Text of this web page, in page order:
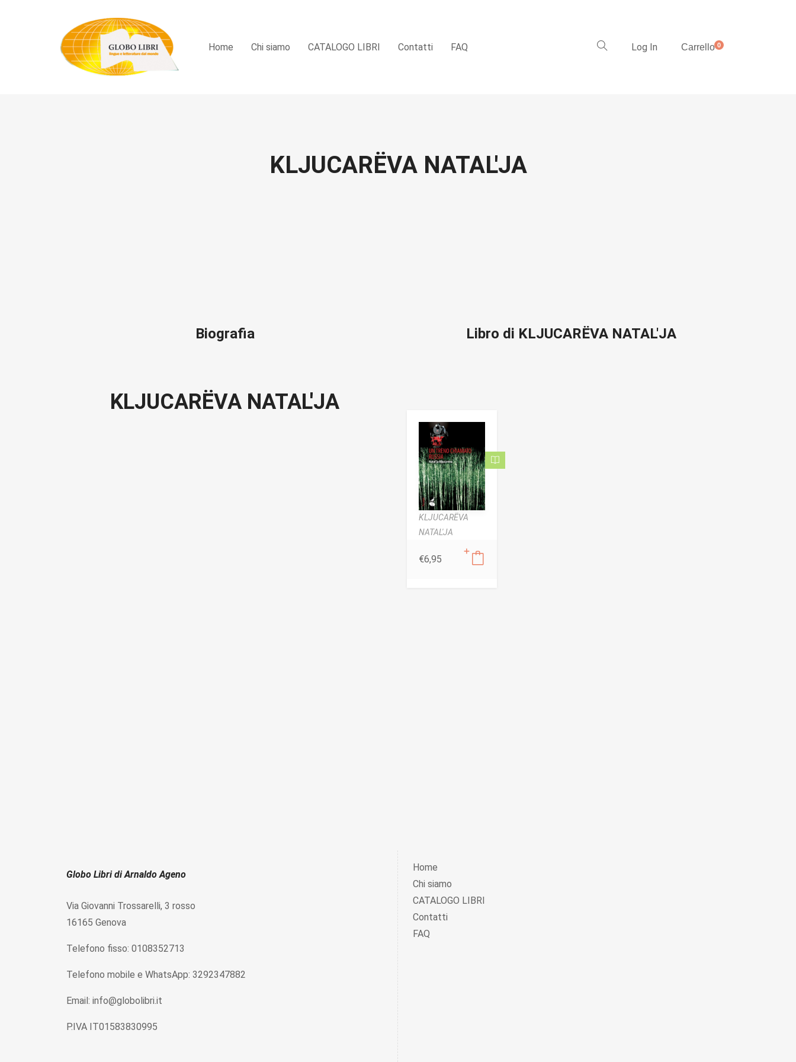
Home Chi siamo CATALOGO LIBRI Contatti FAQ Log In Carrello0
KLJUCARËVA NATAL'JA
Biografia
KLJUCARËVA NATAL'JA
Libro di KLJUCARËVA NATAL'JA
KLJUCARËVA
NATAL'JA
€6,95
Globo Libri di Arnaldo Ageno
Via Giovanni Trossarelli, 3 rosso
16165 Genova
Telefono fisso: 0108352713
Telefono mobile e WhatsApp: 3292347882
Email: info@globolibri.it
P.IVA IT01583830995
Home
Chi siamo
CATALOGO LIBRI
Contatti
FAQ